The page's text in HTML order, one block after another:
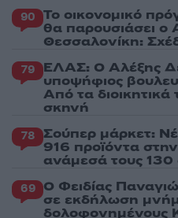
90 Το οικονομικό
θα παρουσιάσει ο
Θεσσαλονίκη:
79 ΕΛΑΣ: Ο Αλέξης
υποψήφιος
Από τα
σκηνή
78 Σούπερ μάρκετ:
916 προϊόντα
ανάμεσά τους 130
69 Ο Φειδίας
σε εκδήλωση
δολοφονημένους